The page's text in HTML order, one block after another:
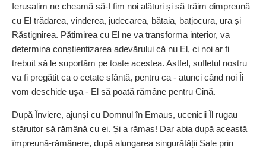
Ierusalim ne cheamă să‑I fim noi alături și să trăim dimpreună
cu El trădarea, vinderea, judecarea, bătaia, batjocura, ura și
Răstignirea. Pătimirea cu El ne va transforma interior, va
determina conștientizarea adevărului că nu El, ci noi ar fi
trebuit să le suportăm pe toate acestea. Astfel, sufletul nostru
va fi pregătit ca o cetate sfântă, pentru ca - atunci când noi Îi
vom deschide ușa - El să poată rămâne pentru Cină.
După Înviere, ajunși cu Domnul în Emaus, ucenicii Îl rugau
stăruitor să rămână cu ei. Și a rămas! Dar abia după această
împreună‑rămânere, după alungarea singurătății Sale prin